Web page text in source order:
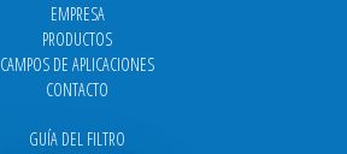
EMPRESA
PRODUCTOS
CAMPOS DE APLICACIONES
CONTACTO
GUÍA DEL FILTRO